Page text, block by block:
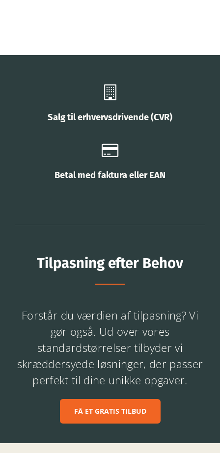
Salg til erhvervsdrivende (CVR)
Betal med faktura eller EAN
Tilpasning efter Behov
Forstår du værdien af tilpasning? Vi
gør også. Ud over vores
standardstørrelser tilbyder vi
skræddersyede løsninger, der passer
perfekt til dine unikke opgaver.
FÅ ET GRATIS TILBUD